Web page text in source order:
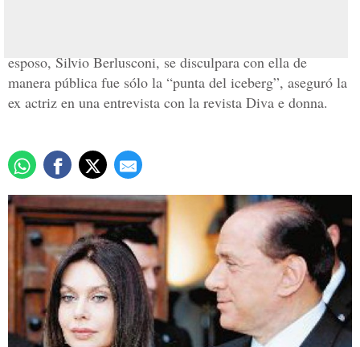
esposo, Silvio Berlusconi, se disculpara con ella de
manera pública fue sólo la “punta del iceberg”, aseguró la
ex actriz en una entrevista con la revista Diva e donna.